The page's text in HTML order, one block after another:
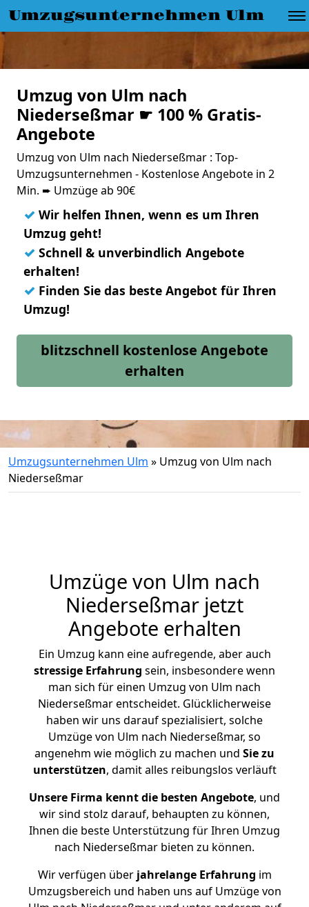
Umzugsunternehmen Ulm
Umzug von Ulm nach
Niederseßmar ☛ 100 % Gratis-
Angebote
Umzug von Ulm nach Niederseßmar : Top-
Umzugsunternehmen - Kostenlose Angebote in 2
Min. ➨ Umzüge ab 90€
✓ Wir helfen Ihnen, wenn es um Ihren
Umzug geht!
✓ Schnell & unverbindlich Angebote
erhalten!
✓ Finden Sie das beste Angebot für Ihren
Umzug!
blitzschnell kostenlose Angebote
erhalten
Umzugsunternehmen Ulm » Umzug von Ulm nach
Niederseßmar
Umzüge von Ulm nach
Niederseßmar jetzt
Angebote erhalten
Ein Umzug kann eine aufregende, aber auch
stressige Erfahrung sein, insbesondere wenn
man sich für einen Umzug von Ulm nach
Niederseßmar entscheidet. Glücklicherweise
haben wir uns darauf spezialisiert, solche
Umzüge von Ulm nach Niederseßmar, so
angenehm wie möglich zu machen und Sie zu
unterstützen, damit alles reibungslos verläuft
Unsere Firma kennt die besten Angebote, und
wir sind stolz darauf, behaupten zu können,
Ihnen die beste Unterstützung für Ihren Umzug
nach Niederseßmar bieten zu können.
Wir verfügen überjahrelange Erfahrung im
Umzugsbereich und haben uns auf Umzüge von